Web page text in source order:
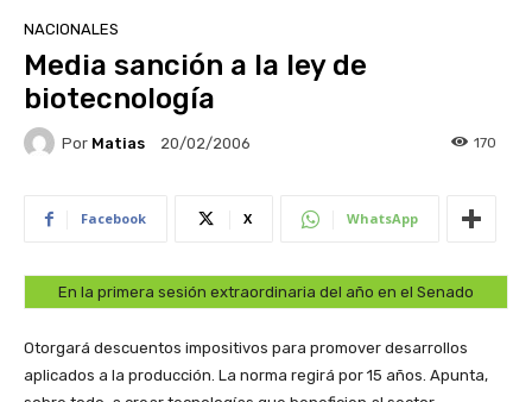
NACIONALES
Media sanción a la ley de
biotecnología
Por Matias 20/02/2006 170
Facebook X WhatsApp
En la primera sesión extraordinaria del año en el Senado
Otorgará descuentos impositivos para promover desarrollos
aplicados a la producción. La norma regirá por 15 años. Apunta,